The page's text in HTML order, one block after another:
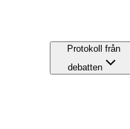
Protokoll från
debatten